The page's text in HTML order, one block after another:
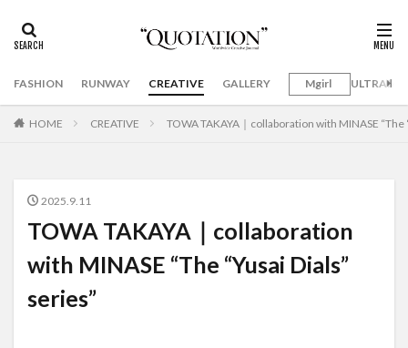
FASHION RUNWAY CREATIVE GALLERY Mgirl
HOME CREATIVE TOWA TAKAYA｜collaboration with MINASE “The
2025.9.11
TOWA TAKAYA｜collaboration
with MINASE “The “Yusai Dials”
series”